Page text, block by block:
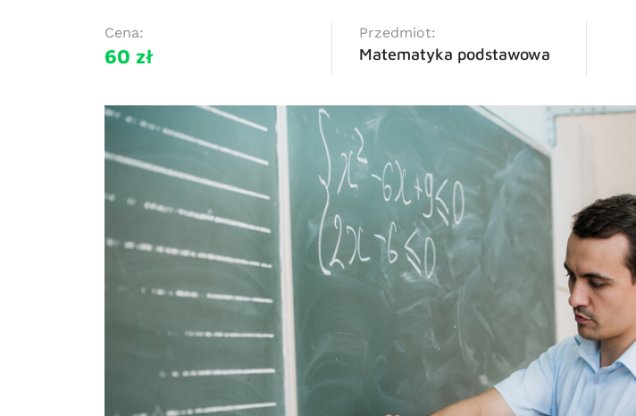
Cena:
60 zł
Przedmiot:
Matematyka podstawowa